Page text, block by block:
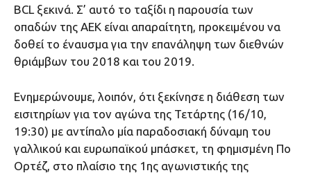
BCL ξεκινά. Σ’ αυτό το ταξίδι η παρουσία των
οπαδών της ΑΕΚ είναι απαραίτητη, προκειμένου να
δοθεί το έναυσμα για την επανάληψη των διεθνών
θριάμβων του 2018 και του 2019.
Ενημερώνουμε, λοιπόν, ότι ξεκίνησε η διάθεση των
εισιτηρίων για τον αγώνα της Τετάρτης (16/10,
19:30) με αντίπαλο μία παραδοσιακή δύναμη του
γαλλικού και ευρωπαϊκού μπάσκετ, τη φημισμένη Πο
Ορτέζ, στο πλαίσιο της 1ης αγωνιστικής της